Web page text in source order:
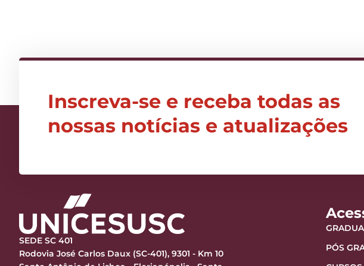
Inscreva-se e receba todas as
nossas notícias e atualizações
SEDE SC 401
Rodovia José Carlos Daux (SC-401), 9301 - Km 10
PÓS